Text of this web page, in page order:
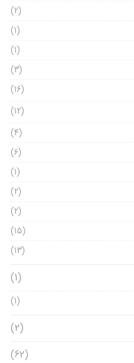
(2)
(1)
(1)
(3)
(16)
(12)
(4)
(6)
(1)
(2)
(2)
(15)
(13)
(1)
(1)
(2)
(62)